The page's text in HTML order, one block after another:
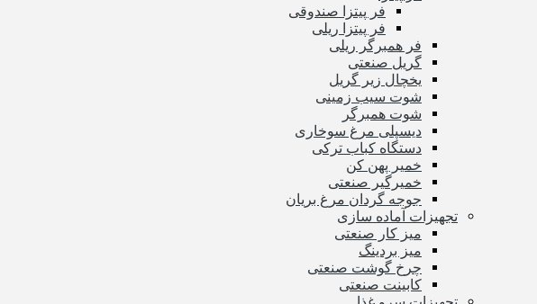
فر پیتزا صندوقی
فر پیتزا ریلی
فر همبرگر ریلی
گریل صنعتی
یخچال زیر گریل
شوت سیب زمینی
شوت همبرگر
دیسپلی مرغ سوخاری
دستگاه کباب ترکی
خمیر پهن کن
خمیرگیر صنعتی
جوجه گردان مرغ بریان
تجهیزات آماده سازی
میز کار صنعتی
میز بردینگ
چرخ گوشت صنعتی
کابینت صنعتی